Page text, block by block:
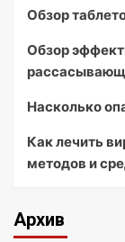
Обзор
Обзор
Насколько
Как лечить
методов и
Архив